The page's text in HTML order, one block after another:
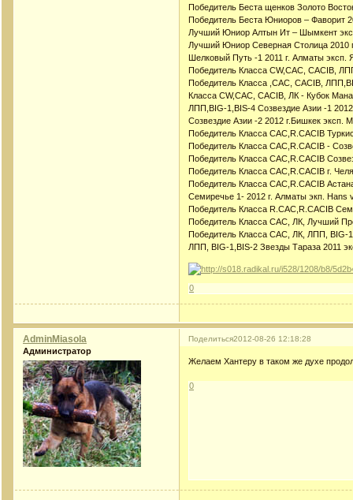
Победитель Беста щенков Золото
Победитель Беста Юниоров – Фаворит
Лучший Юниор Алтын Ит – Шымкент
Лучший Юниор Северная Столица 2010
Шелковый Путь -1 2011 г. Алматы эксп.
Победитель Класса СW,САС, CACIB,
Победитель Класса ,САС, CACIB,
Класса СW,САС, CACIB, ЛК - Кубок
ЛПП,BIG-1,BIS-4 Созвездие Азии -1
Созвездие Азии -2 2012 г.Бишкек эксп.
Победитель Класса САС,R.CACIB
Победитель Класса САС,R.CACIB -
Победитель Класса САС,R.CACIB
Победитель Класса САС,R.CACIB г.
Победитель Класса САС,R.CACIB
Семиречье 1- 2012 г. Алматы экп. Hans
Победитель Класса R.САС,R.CACIB
Победитель Класса САС, ЛК, Лучший
Победитель Класса САС, ЛК, ЛПП, BIG-
ЛПП, BIG-1,BIS-2 Звезды Тараза 2011
0
Поделиться2012-08-26 12:18:28
AdminMiasola
Администратор
Желаем Хантеру в таком же духе
0